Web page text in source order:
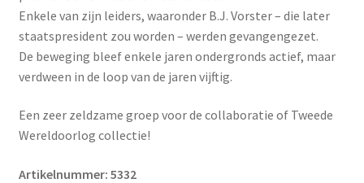
Enkele van zijn leiders, waaronder B.J. Vorster – die later
staatspresident zou worden – werden gevangengezet.
De beweging bleef enkele jaren ondergronds actief, maar
verdween in de loop van de jaren vijftig.
Een zeer zeldzame groep voor de collaboratie of Tweede
Wereldoorlog collectie!
Artikelnummer: 5332